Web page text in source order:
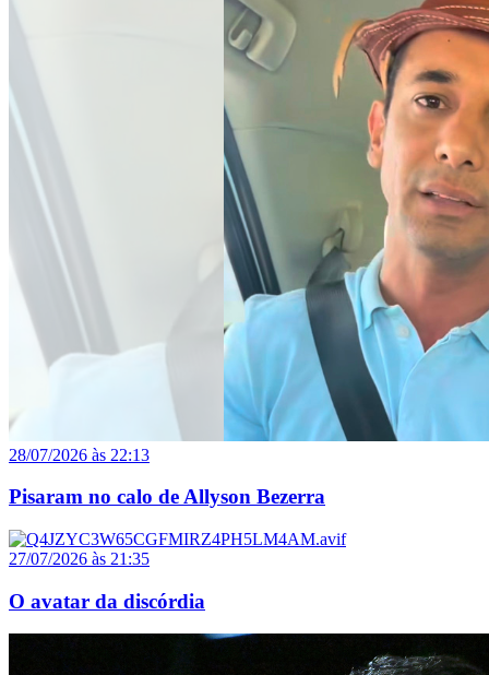
28/07/2026 às 22:13
Pisaram no calo de Allyson Bezerra
27/07/2026 às 21:35
O avatar da discórdia